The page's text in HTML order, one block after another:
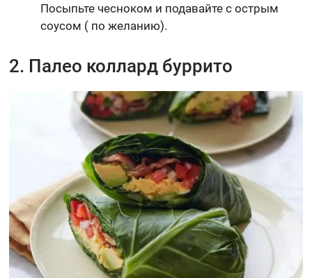
Посыпьте чесноком и подавайте с острым
соусом ( по желанию).
2. Палео коллард буррито